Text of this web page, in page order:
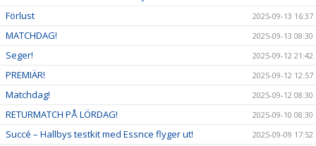
Förlust 2025-09-13 16:37
MATCHDAG! 2025-09-13 08:30
Seger! 2025-09-12 21:42
PREMIÄR! 2025-09-12 12:57
Matchdag! 2025-09-12 08:30
RETURMATCH PÅ LÖRDAG! 2025-09-10 08:30
Succé – Hallbys testkit med Essnce flyger ut! 2025-09-09 17:52